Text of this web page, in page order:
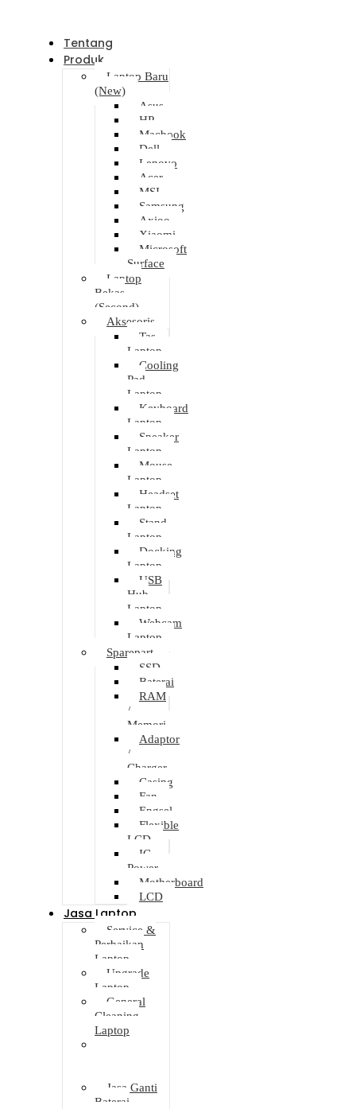
Tentang
Produk
Laptop Baru
(New)
Asus
HP
Macbook
Dell
Lenovo
Acer
MSI
Samsung
Axioo
Xiaomi
Microsoft
Surface
Laptop
Bekas
(Second)
Aksesoris
Tas
Laptop
Cooling
Pad
Laptop
Keyboard
Laptop
Speaker
Laptop
Mouse
Laptop
Headset
Laptop
Stand
Laptop
Docking
Laptop
USB
Hub
Laptop
Webcam
Laptop
Sparepart
SSD
Baterai
RAM
/
Memori
Adaptor
/
Charger
Casing
Fan
Engsel
Flexible
LCD
IC
Power
Motherboard
LCD
Jasa Laptop
Service &
Perbaikan
Laptop
Upgrade
Laptop
General
Cleaning
Laptop
Jasa Ganti
Baterai